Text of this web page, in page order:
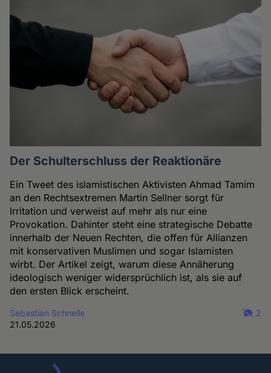
Der Schulterschluss der Reaktionäre
Ein Tweet des islamistischen Aktivisten Ahmad Tamim
an den Rechtsextremen Martin Sellner sorgt für
Irritation und verweist auf mehr als nur eine
Provokation. Dahinter steht eine strategische Debatte
innerhalb der Neuen Rechten, die offen für Allianzen
mit konservativen Muslimen und sogar Islamisten
wirbt. Der Artikel zeigt, warum diese Annäherung
ideologisch weniger widersprüchlich ist, als sie auf
den ersten Blick erscheint.
Sebastian Schnelle
21.05.2026
2